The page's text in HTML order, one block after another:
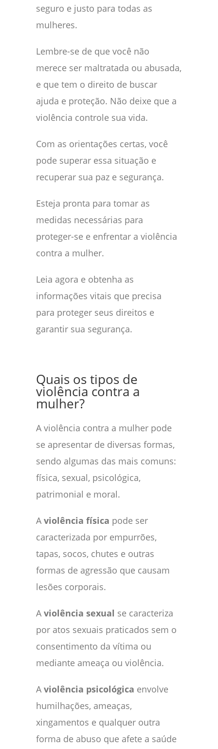
seguro e justo para todas as
mulheres.
Lembre-se de que você não
merece ser maltratada ou abusada,
e que tem o direito de buscar
ajuda e proteção. Não deixe que a
violência controle sua vida.
Com as orientações certas, você
pode superar essa situação e
recuperar sua paz e segurança.
Esteja pronta para tomar as
medidas necessárias para
proteger-se e enfrentar a violência
contra a mulher.
Leia agora e obtenha as
informações vitais que precisa
para proteger seus direitos e
garantir sua segurança.
Quais os tipos de
violência contra a
mulher?
A violência contra a mulher pode
se apresentar de diversas formas,
sendo algumas das mais comuns:
física, sexual, psicológica,
patrimonial e moral.
Aviolência física pode ser
caracterizada por empurrões,
tapas, socos, chutes e outras
formas de agressão que causam
lesões corporais.
Aviolência sexual se caracteriza
por atos sexuais praticados sem o
consentimento da vítima ou
mediante ameaça ou violência.
Aviolência psicológica envolve
humilhações, ameaças,
xingamentos e qualquer outra
forma de abuso que afete a saúde